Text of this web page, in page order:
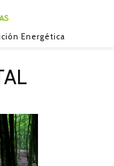
Energética